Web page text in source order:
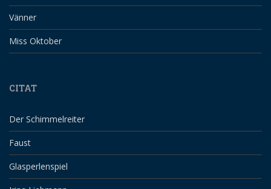
Vänner
Miss Oktober
CITAT
Der Schimmelreiter
Faust
Glasperlenspiel